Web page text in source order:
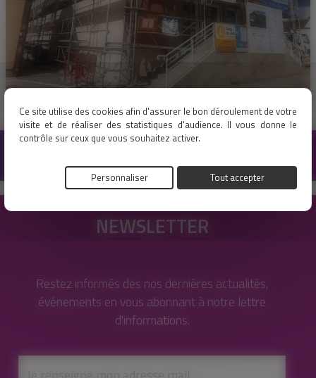
Ce site utilise des cookies afin d'assurer le bon déroulement de votre
visite et de réaliser des statistiques d'audience. Il vous donne le
contrôle sur ceux que vous souhaitez activer.
Tout accepter
Personnaliser
NEWSLETTER
Restez informés des nos dernières actualités,
événements en vous abonnant à notre lettre
d'informations.